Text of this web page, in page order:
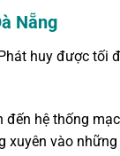
Nẵng
huy được tối
hệ thống
vào